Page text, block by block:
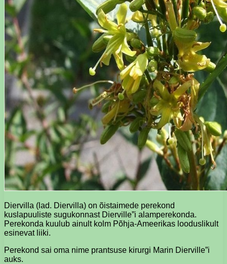
Diervilla (lad. Diervilla) on õistaimede perekond
kuslapuuliste sugukonnast Dierville”i alamperekonda.
Perekonda kuulub ainult kolm Põhja-Ameerikas looduslikult
esinevat liiki.
Perekond sai oma nime prantsuse kirurgi Marin Dierville”i
auks.